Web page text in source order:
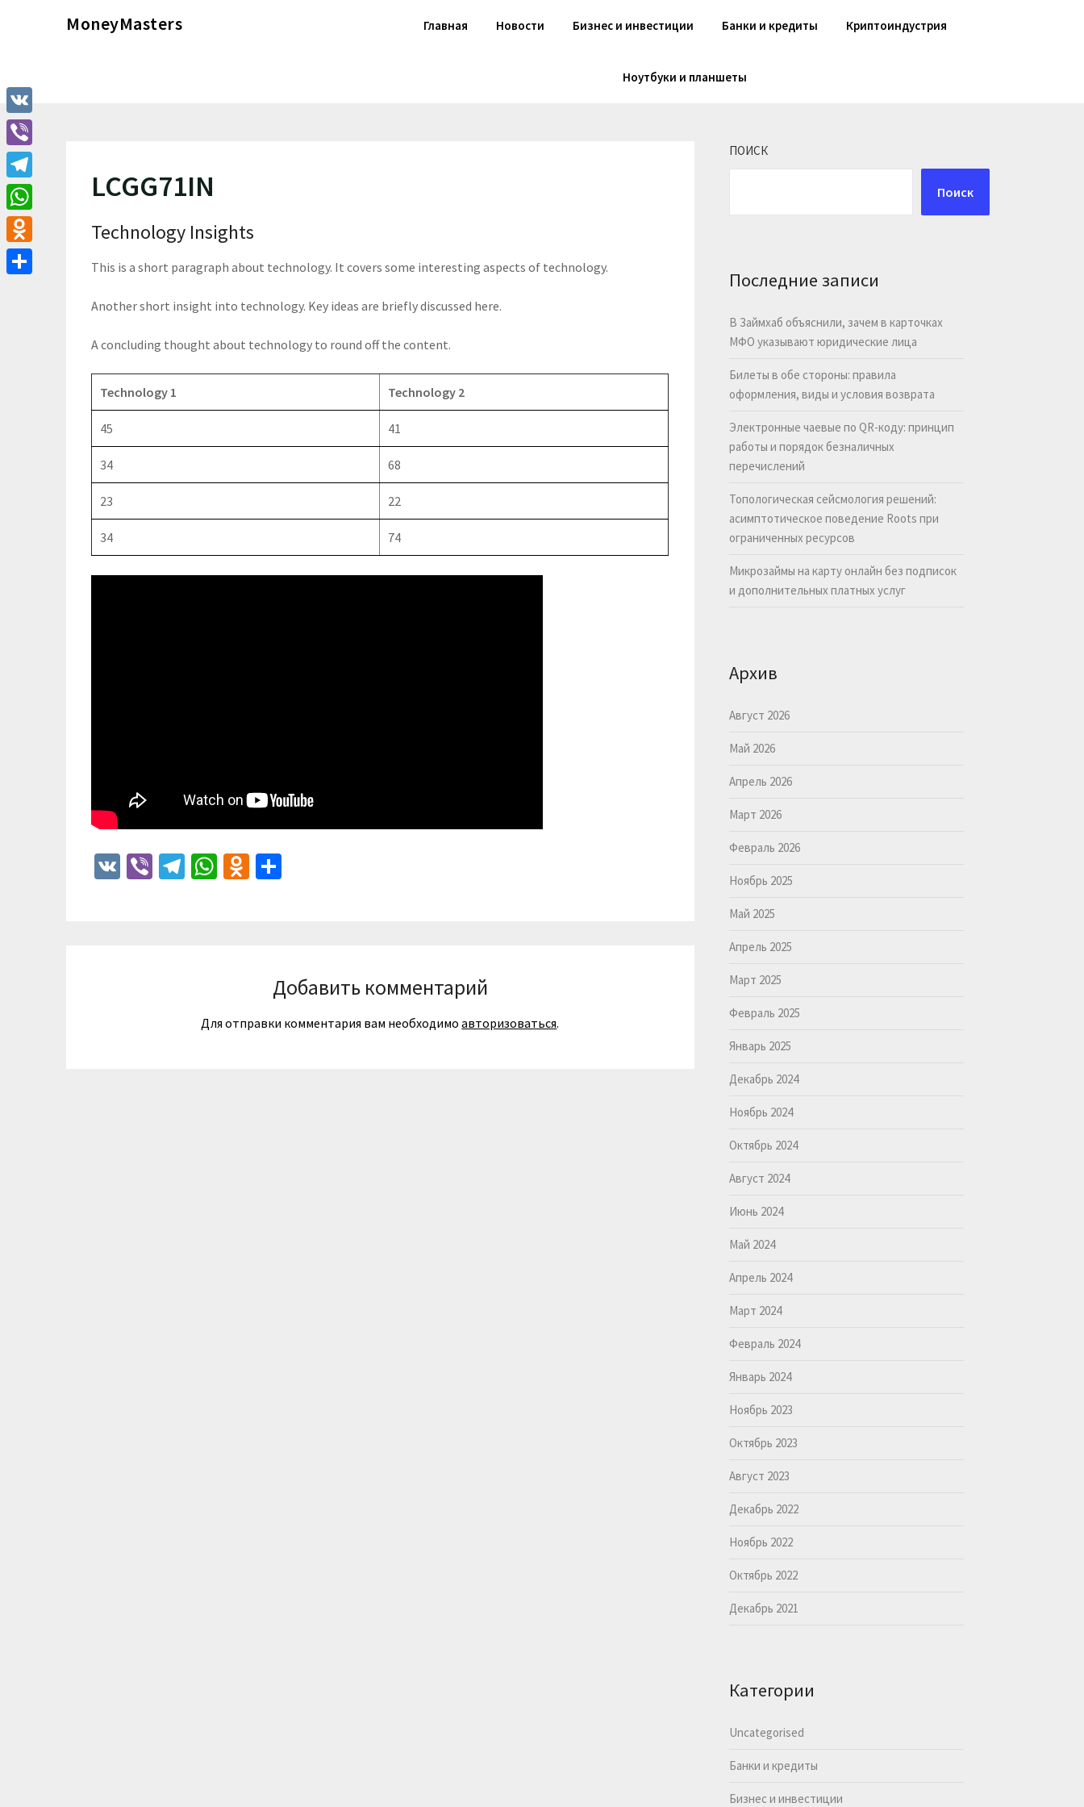
MoneyMasters Главная Новости Бизнес и инвестиции Банки и кредиты Криптоиндустрия
Ноутбуки и планшеты
LCGG71IN
Technology Insights
This is a short paragraph about technology. It covers some interesting aspects of technology.
Another short insight into technology. Key ideas are briefly discussed here.
A concluding thought about technology to round off the content.
Technology 1 Technology 2
45 41
34 68
23 22
34 74
VK ViberTelegram
WhatsApp
Odnoklassniki
Добавить комментарий
Для отправки комментария вам необходимоавторизоваться.
ПОИСК
Поиск
Последние записи
В Займхаб объяснили, зачем в карточках
МФО указывают юридические лица
Билеты в обе стороны: правила
оформления, виды и условия возврата
Электронные чаевые по QR-коду: принцип
работы и порядок безналичных
перечислений
Топологическая сейсмология решений:
асимптотическое поведение Roots при
ограниченных ресурсов
Микрозаймы на карту онлайн без подписок
и дополнительных платных услуг
Архив
Август 2026
Май 2026
Апрель 2026
Март 2026
Февраль 2026
Ноябрь 2025
Май 2025
Апрель 2025
Март 2025
Февраль 2025
Январь 2025
Декабрь 2024
Ноябрь 2024
Октябрь 2024
Август 2024
Июнь 2024
Май 2024
Апрель 2024
Март 2024
Февраль 2024
Январь 2024
Ноябрь 2023
Октябрь 2023
Август 2023
Декабрь 2022
Ноябрь 2022
Октябрь 2022
Декабрь 2021
Категории
Uncategorised
Банки и кредиты
Бизнес и инвестиции
VK
Viber
Telegram
WhatsApp
Odnoklassniki